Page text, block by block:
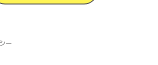
トを利用するために必要な通信費
費用の一切は、利用者の負担とし
ー